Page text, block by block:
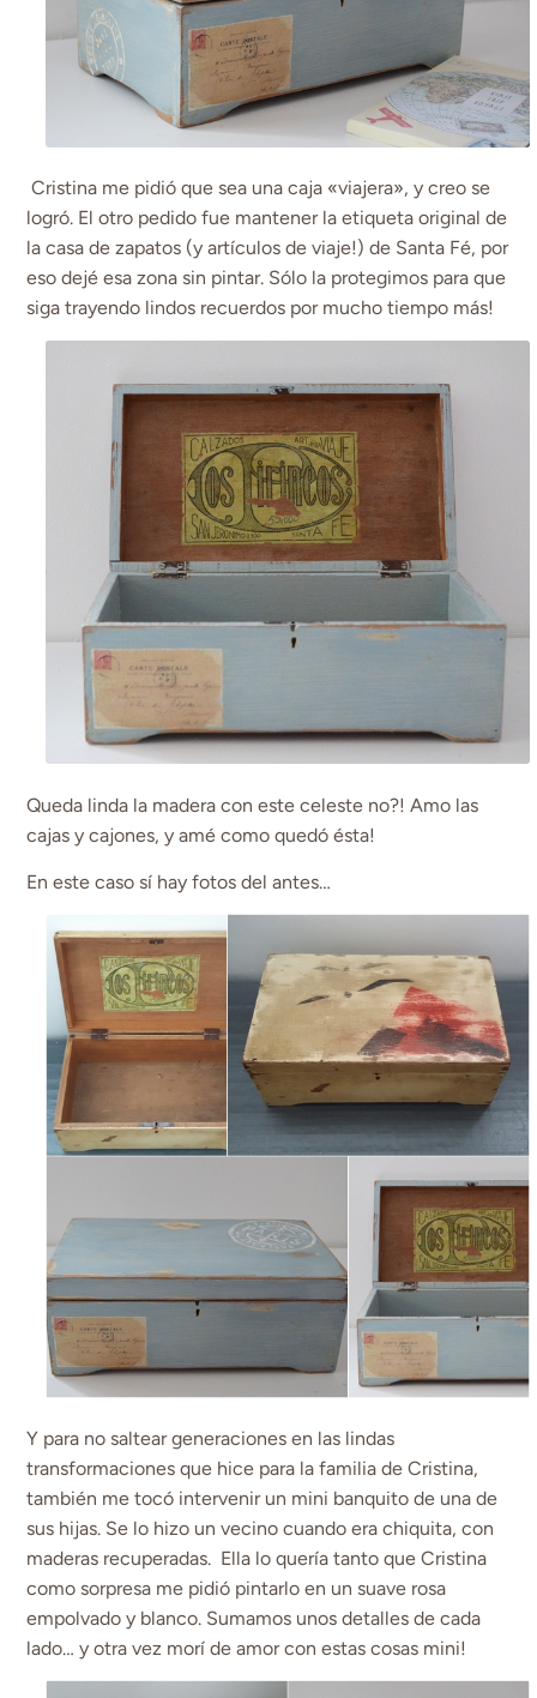
Cristina me pidió que sea una caja «viajera», y creo se
logró. El otro pedido fue mantener la etiqueta original de
la casa de zapatos (y artículos de viaje!) de Santa Fé, por
eso dejé esa zona sin pintar. Sólo la protegimos para que
siga trayendo lindos recuerdos por mucho tiempo más!
Queda linda la madera con este celeste no?! Amo las
cajas y cajones, y amé como quedó ésta!
En este caso sí hay fotos del antes…
Y para no saltear generaciones en las lindas
transformaciones que hice para la familia de Cristina,
también me tocó intervenir un mini banquito de una de
sus hijas. Se lo hizo un vecino cuando era chiquita, con
maderas recuperadas. Ella lo quería tanto que Cristina
como sorpresa me pidió pintarlo en un suave rosa
empolvado y blanco. Sumamos unos detalles de cada
lado… y otra vez morí de amor con estas cosas mini!